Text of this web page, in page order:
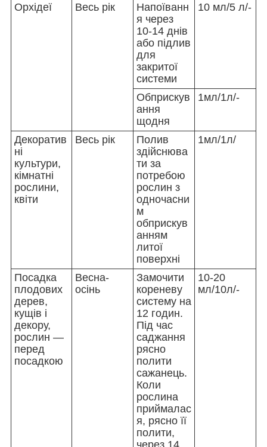
Орхідеї
Весь рік
Напоїванн
я через
10-14 днів
або підлив
для
закритої
системи
10 мл/5 л/-
Обприскув
ання
щодня
1мл/1л/-
Декоратив
ні
культури,
кімнатні
рослини,
квіти
Весь рік
Полив
здійснюва
ти за
потребою
рослин з
одночасни
м
обприскув
анням
литої
поверхні
1мл/1л/
Посадка
плодових
дерев,
кущів і
декору,
рослин —
перед
посадкою
Весна-
осінь
Замочити
кореневу
систему на
12 годин.
Під час
саджання
рясно
полити
сажанець.
Коли
рослина
приймалас
я, рясно її
полити,
через 14
10-20
мл/10л/-